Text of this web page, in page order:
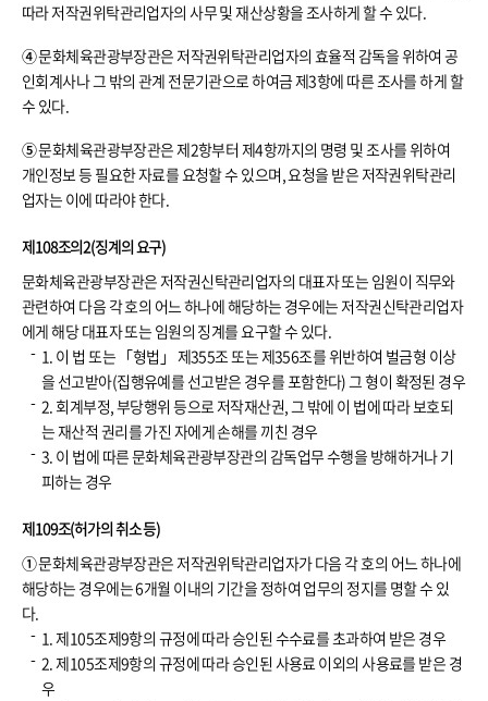
따라 저작권위탁관리업자의 사무 및 재산상황을 조사하게 할 수 있다.
④문화체육관광부장관은 저작권위탁관리업자의 효율적 감독을 위하여 공
인회계사나 그 밖의 관계 전문기관으로 하여금 제3항에 따른 조사를 하게 할
수 있다.
⑤문화체육관광부장관은 제2항부터 제4항까지의 명령 및 조사를 위하여
개인정보 등 필요한 자료를 요청할 수 있으며, 요청을 받은 저작권위탁관리
업자는 이에 따라야 한다.
제108조의2(징계의 요구)
문화체육관광부장관은 저작권신탁관리업자의 대표자 또는 임원이 직무와
관련하여 다음 각 호의 어느 하나에 해당하는 경우에는 저작권신탁관리업자
에게 해당 대표자 또는 임원의 징계를 요구할 수 있다.
1. 이 법 또는 「형법」 제355조 또는 제356조를 위반하여 벌금형 이상
을 선고받아(집행유예를 선고받은 경우를 포함한다) 그 형이 확정된 경우
2. 회계부정, 부당행위 등으로 저작재산권, 그 밖에 이 법에 따라 보호되
는 재산적 권리를 가진 자에게 손해를 끼친 경우
3. 이 법에 따른 문화체육관광부장관의 감독업무 수행을 방해하거나 기
피하는 경우
제109조(허가의 취소 등)
①문화체육관광부장관은 저작권위탁관리업자가 다음 각 호의 어느 하나에
해당하는 경우에는 6개월 이내의 기간을 정하여 업무의 정지를 명할 수 있
다.
1. 제105조제9항의 규정에 따라 승인된 수수료를 초과하여 받은 경우
2. 제105조제9항의 규정에 따라 승인된 사용료 이외의 사용료를 받은 경
우